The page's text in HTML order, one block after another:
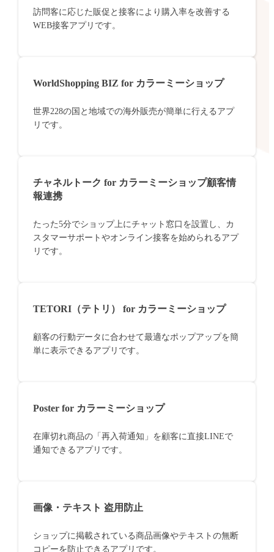
訪問客に応じた販促と接客により購入率を改善する
WEB接客アプリです。
WorldShopping BIZ for カラーミーショップ
世界228の国と地域での海外販売が簡単に行えるアプ
リです。
チャネルトーク for カラーミーショップ顧客情
報連携
たった5分でショップ上にチャット窓口を設置し、カ
スタマーサポートやオンライン接客を始められるアプ
リです。
TETORI（テトリ） for カラーミーショップ
顧客の行動データに合わせて最適なポップアップを簡
単に表示できるアプリです。
Poster for カラーミーショップ
在庫切れ商品の「再入荷通知」を顧客に直接LINEで
通知できるアプリです。
画像・テキスト 盗用防止
ショップに掲載されている商品画像やテキストの無断
コピーを防止できるアプリです。